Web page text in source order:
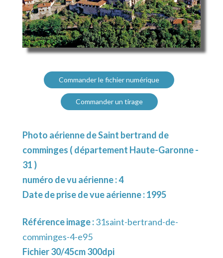
Commander le fichier numérique
Commander un tirage
Photo aérienne de Saint bertrand de
comminges ( département Haute-Garonne -
31 )
numéro de vu aérienne : 4
Date de prise de vue aérienne : 1995
Référence image :31saint-bertrand-de-
comminges-4-e95
Fichier 30/45cm 300dpi